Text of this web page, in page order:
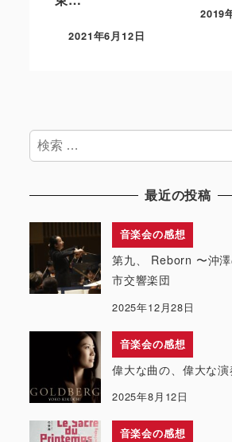
2021年6月12日
2019
検
索
最近の投稿
音楽会の感想
第九、 Reborn 〜沖
市交響楽団
2025年12月28日
音楽会の感想
偉大な曲の、偉大な演
2025年8月12日
音楽会の感想